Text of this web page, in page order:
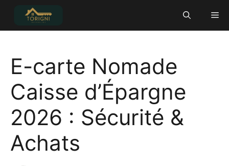
contenu
E-carte Nomade
Caisse d’Épargne
2026 : Sécurité &
Achats